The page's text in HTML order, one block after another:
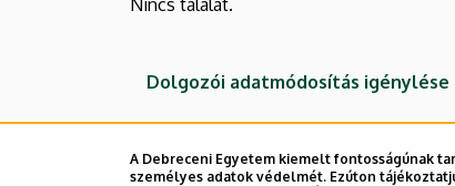
Nincs találat.
Dolgozói adatmódosítás
A Debreceni Egyetem kiemelt fontosságúnak
személyes adatok védelmét. Ezúton